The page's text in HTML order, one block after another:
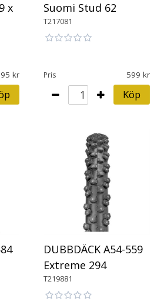
x
Suomi Stud 62
T217081
Pris 599
Köp
DUBBDÄCK A54-559
Extreme 294
T219881